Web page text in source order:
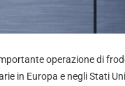
operazione di
in Europa e negli Stati